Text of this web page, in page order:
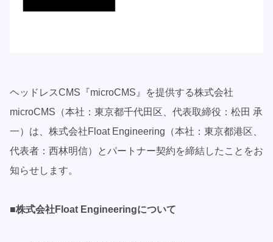
ヘッドレスCMS『microCMS』を提供する株式会社
microCMS（本社：東京都千代田区、代表取締役：松田 承
一）は、株式会社Float Engineering（本社：東京都港区、
代表者：西林明信）とパートナー契約を締結したことをお
知らせします。
■株式会社Float Engineeringについて